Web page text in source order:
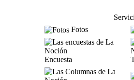
Fotos
Encuesta